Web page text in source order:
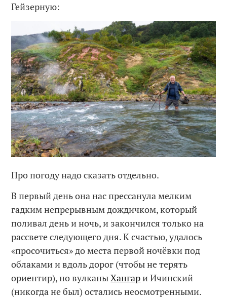
Гейзерную:
Про погоду надо сказать отдельно.
В первый день она нас прессанула мелким
гадким непрерывным дождичком, который
поливал день и ночь, и закончился только на
рассвете следующего дня. К счастью, удалось
«просочиться» до места первой ночёвки под
облаками и вдоль дорог (чтобы не терять
ориентир), но вулканыХангари Ичинский
(никогда не был) остались неосмотренными.